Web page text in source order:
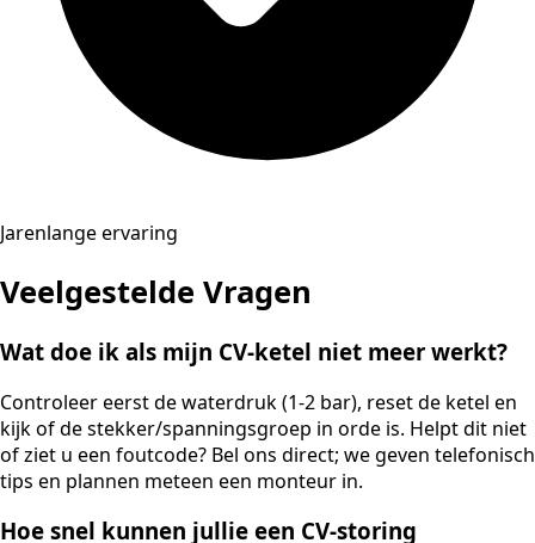
Jarenlange ervaring
Veelgestelde Vragen
Wat doe ik als mijn CV-ketel niet meer werkt?
Controleer eerst de waterdruk (1-2 bar), reset de ketel en
kijk of de stekker/spanningsgroep in orde is. Helpt dit niet
of ziet u een foutcode? Bel ons direct; we geven telefonisch
tips en plannen meteen een monteur in.
Hoe snel kunnen jullie een CV-storing